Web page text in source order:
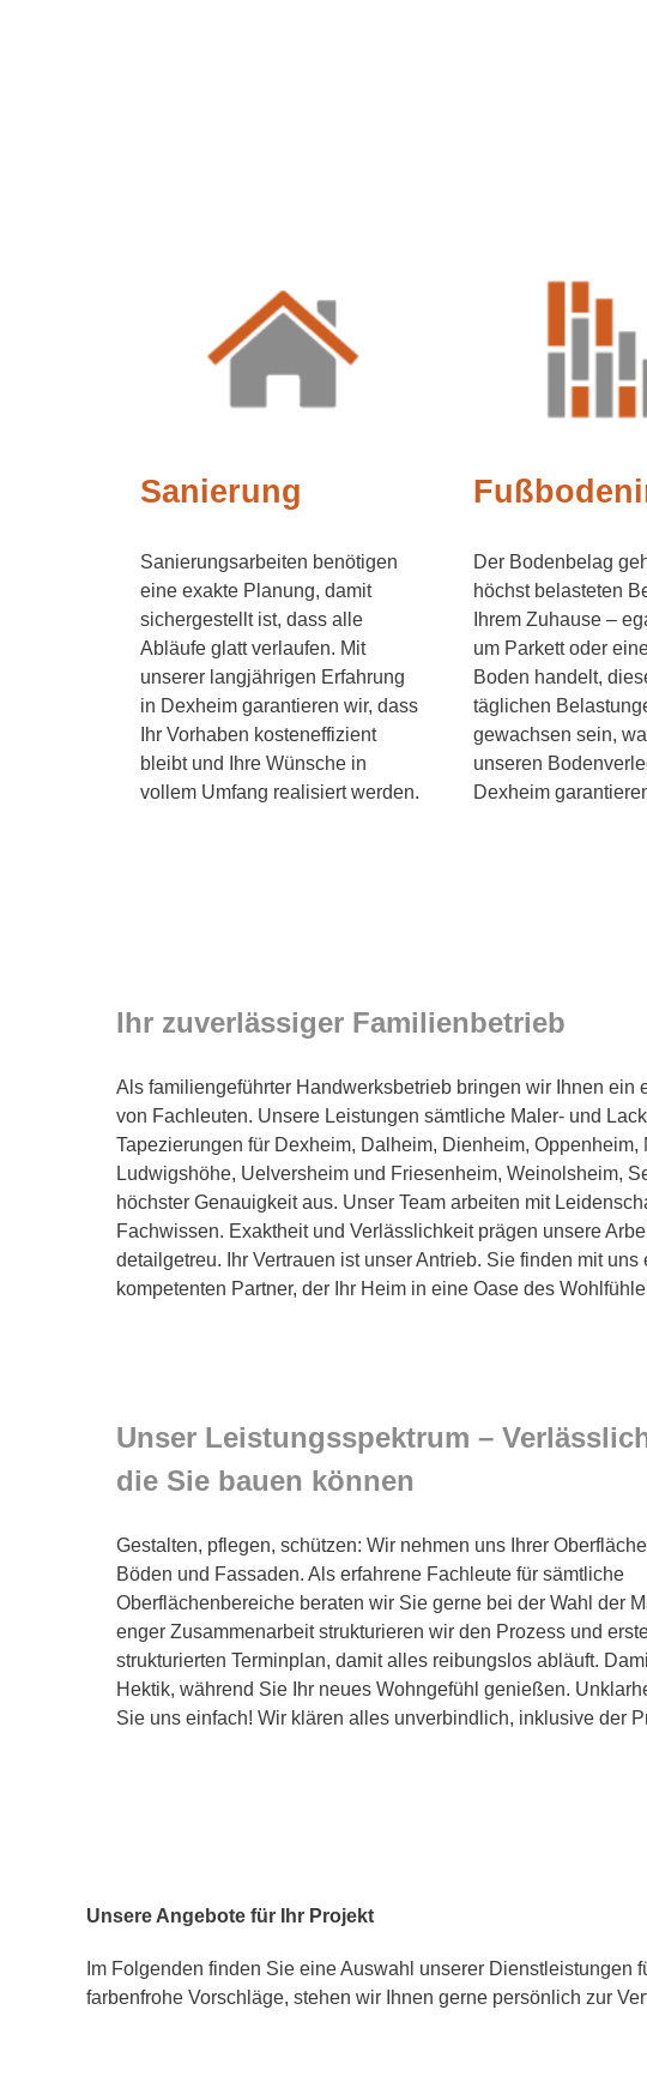
Sanierung
Sanierungsarbeiten benötigen
eine exakte Planung, damit
sichergestellt ist, dass alle
Abläufe glatt verlaufen. Mit
unserer langjährigen Erfahrung
in Dexheim garantieren wir, dass
Ihr Vorhaben kosteneffizient
bleibt und Ihre Wünsche in
vollem Umfang realisiert werden.
Der Bodenbelag
höchst belasteten
Ihrem Zuhause –
um Parkett oder
Boden handelt,
täglichen
gewachsen sein,
unseren
Dexheim
Ihr zuverlässiger Familienbetrieb
Als familiengeführter Handwerksbetrieb bringen wir Ihnen ein
von Fachleuten. Unsere Leistungen sämtliche Maler- und
Tapezierungen für Dexheim, Dalheim, Dienheim, Oppenheim,
Ludwigshöhe, Uelversheim und Friesenheim, Weinolsheim,
höchster Genauigkeit aus. Unser Team arbeiten mit
Fachwissen. Exaktheit und Verlässlichkeit prägen unsere
detailgetreu. Ihr Vertrauen ist unser Antrieb. Sie finden mit uns
kompetenten Partner, der Ihr Heim in eine Oase des
Unser Leistungsspektrum –
die Sie bauen können
Gestalten, pflegen, schützen: Wir nehmen uns Ihrer
Böden und Fassaden. Als erfahrene Fachleute für sämtliche
Oberflächenbereiche beraten wir Sie gerne bei der Wahl der
enger Zusammenarbeit strukturieren wir den Prozess und
strukturierten Terminplan, damit alles reibungslos abläuft.
Hektik, während Sie Ihr neues Wohngefühl genießen.
Sie uns einfach! Wir klären alles unverbindlich, inklusive der
Unsere Angebote für Ihr Projekt
Im Folgenden finden Sie eine Auswahl unserer
farbenfrohe Vorschläge, stehen wir Ihnen gerne persönlich zur